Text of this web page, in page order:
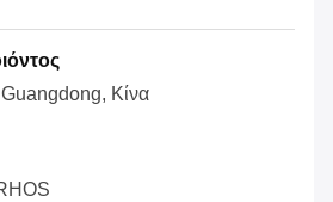
Guangdong, Κίνα